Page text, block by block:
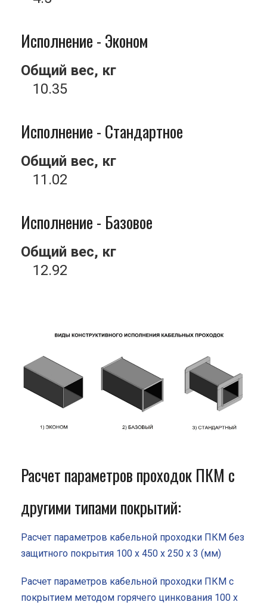
Исполнение - Эконом
Общий вес, кг
10.35
Исполнение - Стандартное
Общий вес, кг
11.02
Исполнение - Базовое
Общий вес, кг
12.92
Расчет параметров проходок ПКМ с
другими типами покрытий:
Расчет параметров кабельной проходки ПКМ без
защитного покрытия 100 x 450 x 250 x 3 (мм)
Расчет параметров кабельной проходки ПКМ с
покрытием методом горячего цинкования 100 x